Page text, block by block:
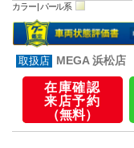
カラー | パール系
MEGA 浜松店
在庫確認
来店予約
（無料）